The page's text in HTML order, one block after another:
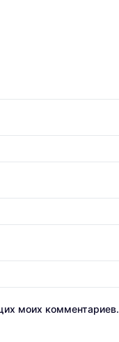
моих комментариев.